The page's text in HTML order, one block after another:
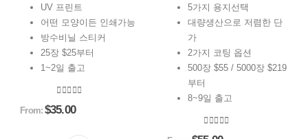
The
options
may
be
chosen
the
The
options
may
be
chosen
the
UV 프린트
어떤 모양이든 인쇄가능
방수비닐 스티커
25장 $25부터
1~2일 출고
From: $35.00
The
options
be
chosen
the
page
The
options
be
chosen
the
page
5가지 용지선택
대량생산으로 저렴한 단
가
2가지 코팅 옵션
500장 $55 / 5000장 $219
부터
8~9일 출고